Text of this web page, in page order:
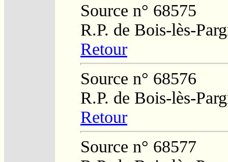
Source n° 68575
R.P. de Bois-lès-
Retour
Source n° 68576
R.P. de Bois-lès-
Retour
Source n° 68577